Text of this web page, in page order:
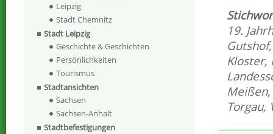
19.
Gutshof
Kloster,
Meißen,
Torgau,
Leipzig
Stadt Chemnitz
Stadt Leipzig
Geschichte & Geschichten
Persönlichkeiten
Tourismus
Stadtansichten
Sachsen
Sachsen-Anhalt
Stadtbefestigungen